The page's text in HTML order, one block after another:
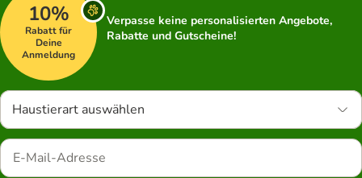
10%
Rabatt für
Deine
Anmeldung
Verpasse keine personalisierten Angebote,
Rabatte und Gutscheine!
Haustierart auswählen